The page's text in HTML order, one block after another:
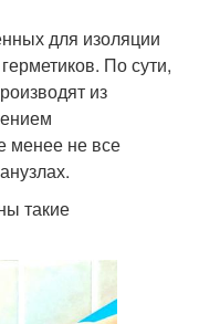
для изоляции
По сути,
из
менее не все
такие